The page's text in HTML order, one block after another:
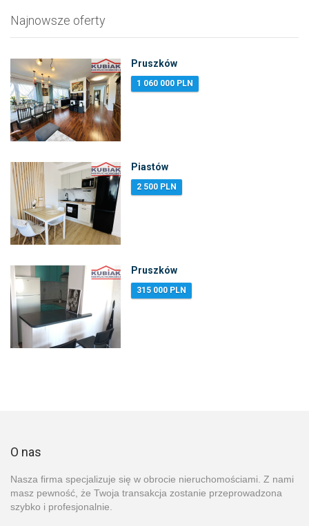
Najnowsze oferty
Pruszków
1 060 000 PLN
Piastów
2 500 PLN
Pruszków
315 000 PLN
O nas
Nasza firma specjalizuje się w obrocie nieruchomościami. Z nami
masz pewność, że Twoja transakcja zostanie przeprowadzona
szybko i profesjonalnie.